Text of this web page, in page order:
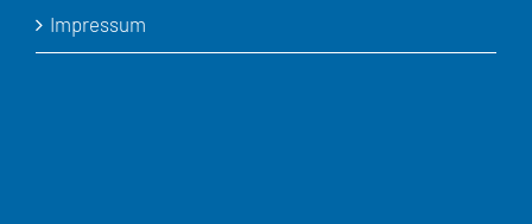
Impressum